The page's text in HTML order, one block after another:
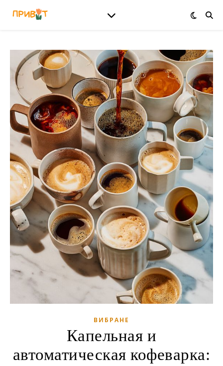
ВИБРАНЕ
Капельная и
автоматическая кофеварка: